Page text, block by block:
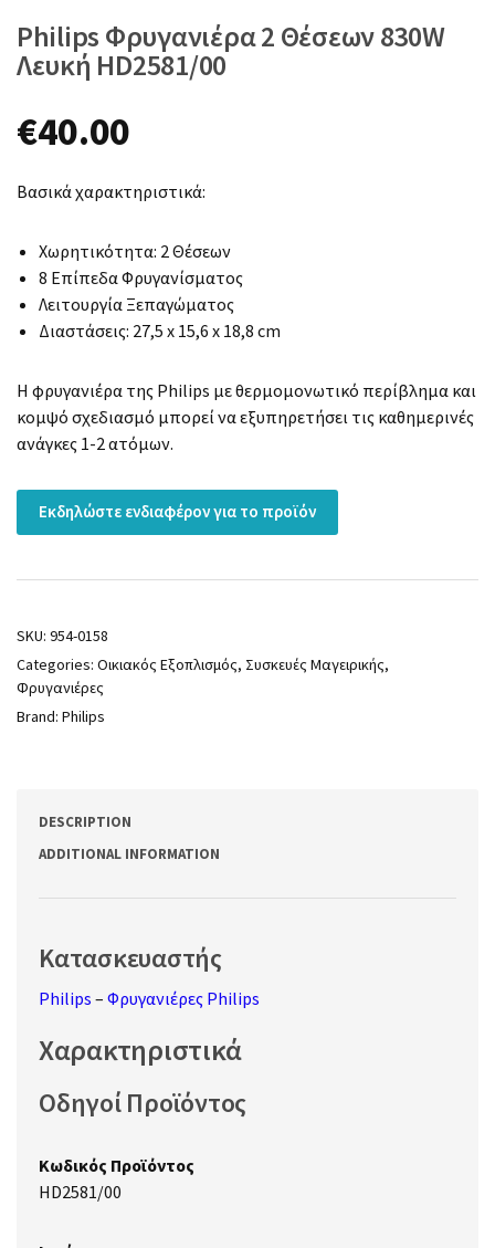
Philips Φρυγανιέρα 2 Θέσεων 830W
Λευκή HD2581/00
€40.00
Βασικά χαρακτηριστικά:
Χωρητικότητα: 2 Θέσεων
8 Επίπεδα Φρυγανίσματος​
Λειτουργία Ξεπαγώματος
Διαστάσεις: 27,5 x 15,6 x 18,8 cm
Η φρυγανιέρα της Philips με θερμομονωτικό περίβλημα και
κομψό σχεδιασμό μπορεί να εξυπηρετήσει τις καθημερινές
ανάγκες 1-2 ατόμων.
Εκδηλώστε ενδιαφέρον για το προϊόν
SKU: 954-0158
Categories: Οικιακός Εξοπλισμός, Συσκευές Μαγειρικής,
Φρυγανιέρες
Brand: Philips
DESCRIPTION
ADDITIONAL INFORMATION
Κατασκευαστής
Philips – Φρυγανιέρες Philips
Χαρακτηριστικά
Οδηγοί Προϊόντος
Κωδικός Προϊόντος
HD2581/00